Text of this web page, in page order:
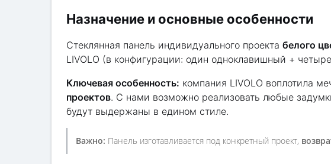
Назначение и основные особенности
Стеклянная панель индивидуального проекта белого
LIVOLO (в конфигурации: один одноклавишный +
Ключевая особенность: компания LIVOLO воплотила
проектов. С нами возможно реализовать любые
будут выдержаны в едином стиле.
Важно: Панель изготавливается под конкретный проект,